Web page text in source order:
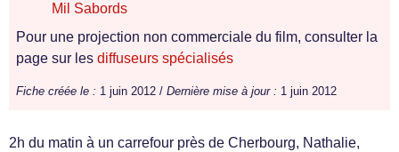
Mil Sabords
Pour une projection non commerciale du film, consulter la
page sur les diffuseurs spécialisés
Fiche créée le : 1 juin 2012 / Dernière mise à jour : 1 juin 2012
2h du matin à un carrefour près de Cherbourg, Nathalie,